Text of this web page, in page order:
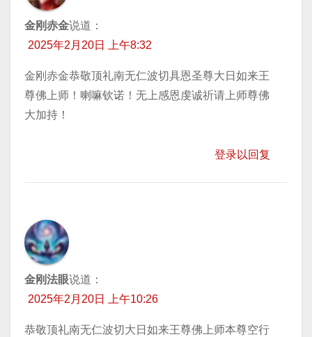
金刚赤金说道：
2025年2月20日 上午8:32
金刚赤金恭敬顶礼南无仁波切具恩圣尊大日如来王
尊佛上师！喇嘛钦诺！无上感恩虔诚祈请上师尊佛
大加持！
登录以回复
金刚法眼说道：
2025年2月20日 上午10:26
恭敬顶礼南无仁波切大日如来王尊佛上师本尊空行